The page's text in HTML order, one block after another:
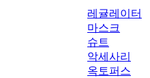
레귤레이터
마스크
슈트
악세사리
옥토퍼스